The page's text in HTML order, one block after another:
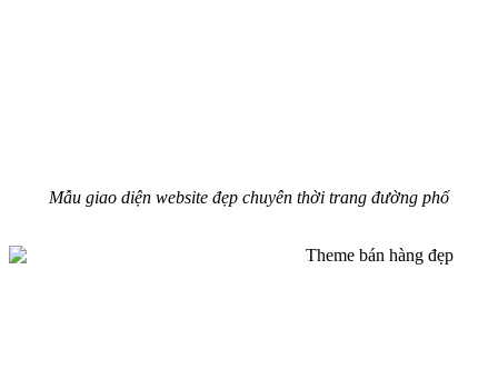
Mẫu giao diện website đẹp chuyên thời trang đường phố